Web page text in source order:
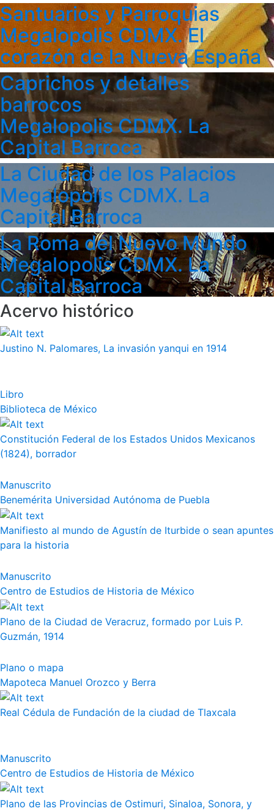
Santuarios y Parroquias
Megalopolis CDMX. El
corazón de la Nueva España
Caprichos y detalles
barrocos
Megalopolis CDMX. La
Capital Barroca
La Ciudad de los Palacios
Megalopolis CDMX. La
Capital Barroca
La Roma del Nuevo Mundo
Megalopolis CDMX. La
Capital Barroca
Acervo histórico
Justino N. Palomares, La invasión yanqui en 1914
Libro
Biblioteca de México
Constitución Federal de los Estados Unidos Mexicanos
(1824), borrador
Manuscrito
Benemérita Universidad Autónoma de Puebla
Manifiesto al mundo de Agustín de Iturbide o sean apuntes
para la historia
Manuscrito
Centro de Estudios de Historia de México
Plano de la Ciudad de Veracruz, formado por Luis P.
Guzmán, 1914
Plano o mapa
Mapoteca Manuel Orozco y Berra
Real Cédula de Fundación de la ciudad de Tlaxcala
Manuscrito
Centro de Estudios de Historia de México
Plano de las Provincias de Ostimuri, Sinaloa, Sonora, y